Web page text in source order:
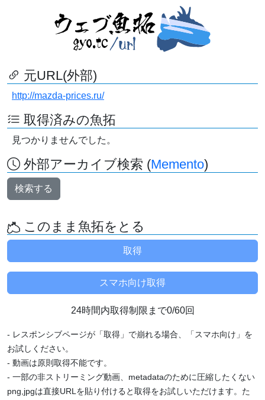
元URL(外部)
http://mazda-prices.ru/
取得済みの魚拓
見つかりませんでした。
外部アーカイブ検索 (Memento)
検索する
このまま魚拓をとる
24時間内取得制限まで0/60回
- レスポンシブページが「取得」で崩れる場合、「スマホ向け」を
お試しください。
- 動画は原則取得不能です。
- 一部の非ストリーミング動画、metadataのために圧縮したくない
png,jpgは直接URLを貼り付けると取得をお試しいただけます。た